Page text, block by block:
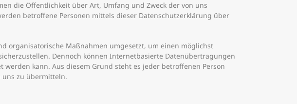
die Öffentlichkeit über Art, Umfang und Zweck der von uns
betroffene Personen mittels dieser Datenschutzerklärung über
organisatorische Maßnahmen umgesetzt, um einen möglichst
Dennoch können Internetbasierte Datenübertragungen
kann. Aus diesem Grund steht es jeder betroffenen Person
uns zu übermitteln.